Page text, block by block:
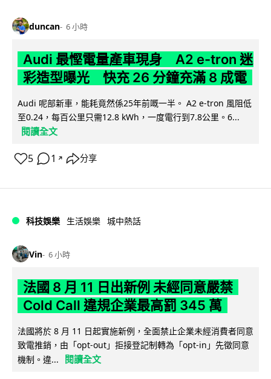
duncan 6 小時
Audi 最慳電量產車現身 A2 e-tron 迷
彩造型曝光 快充 26 分鐘充滿 8 成電
Audi 呢部新車，能耗竟然係25年前嘅一半。 A2 e-tron 風阻低
至0.24，每百公里只需12.8 kWh，一度電行到7.8公里。6...
閱讀全文
5 1 ↗ 分享
科技娛樂 生活娛樂 城中熱話
Vin 6 小時
法國 8 月 11 日出新例 未經同意嚴禁
Cold Call 違規企業最高罰 345 萬
法國將於 8 月 11 日起實施新例，全面禁止企業未經消費者同意
致電推銷，由「opt-out」拒接登記制轉為「opt-in」先徵同意
機制。違...
閱讀全文